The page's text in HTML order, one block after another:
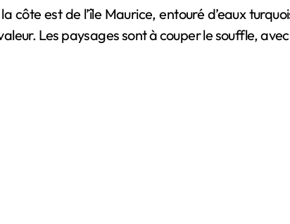
côte est de l’île Maurice, entouré d’eaux
Les paysages sont à couper le souffle,